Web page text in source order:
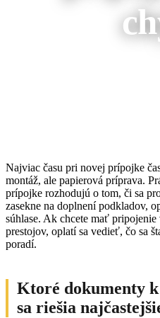
Najviac času pri novej prípojke
montáž, ale papierová príprava.
prípojke rozhodujú o tom, či sa
zasekne na doplnení podkladov,
súhlase. Ak chcete mať
prestojov, oplatí sa vedieť, čo sa
poradí.
Ktoré dokumenty
sa riešia